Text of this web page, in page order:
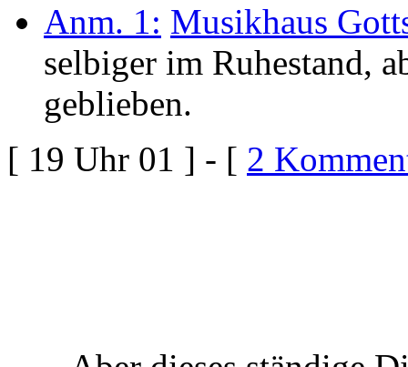
Anm. 1: Musikhaus
selbiger im Ruhestand,
geblieben.
[ 19 Uhr 01 ] - [ 2